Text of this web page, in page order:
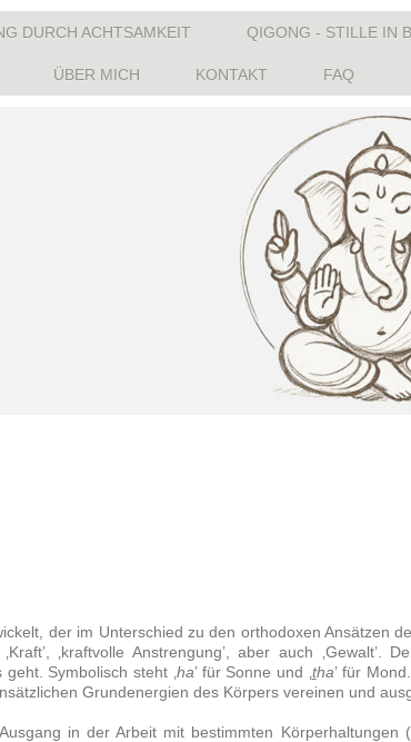
DURCH ACHTSAMKEIT QIGONG - STILLE IN
ÜBER MICH KONTAKT FAQ
der im Unterschied zu den orthodoxen Ansätzen
‚Kraft’, ‚kraftvolle Anstrengung’, aber auch ‚Gewalt’.
Symbolisch steht ‚ ha’ für Sonne und ‚ṯha’ für
Grundenergien des Körpers vereinen und
in der Arbeit mit bestimmten Körperhaltungen